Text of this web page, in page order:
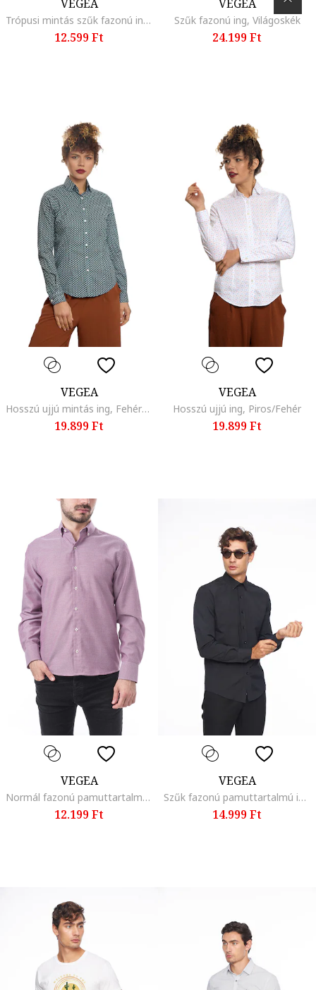
VEGEA
Trópusi mintás szűk fazonú ing, Fehér/Kék
12.599 Ft
VEGEA
Szűk fazonú ing, Világoskék
24.199 Ft
VEGEA
Hosszú ujjú mintás ing, Fehér/Sötétzöld
19.899 Ft
VEGEA
Hosszú ujjú ing, Piros/Fehér
19.899 Ft
VEGEA
Normál fazonú pamuttartalmú ing, Piros/Fehér
12.199 Ft
VEGEA
Szűk fazonú pamuttartalmú ing, Fekete
14.999 Ft